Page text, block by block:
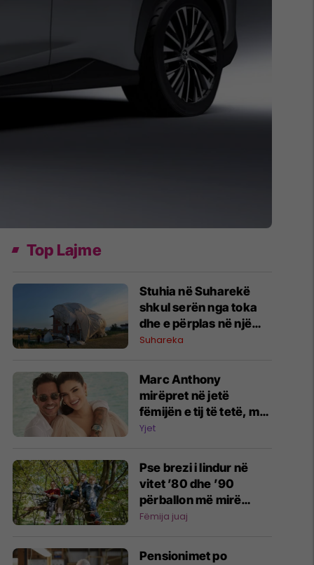
Top Lajme
Stuhia në Suharekë
shkul serën nga toka
dhe e përplas në një
shtëpi
Suhareka
Marc Anthony
mirëpret në jetë
fëmijën e tij të tetë, me
gruan 31 vjet më të re
Yjet
Pse brezi i lindur në
vitet ’80 dhe ’90
përballon më mirë
sfidat e jetës? 9 arsye
Fëmija juaj
Pensionimet po